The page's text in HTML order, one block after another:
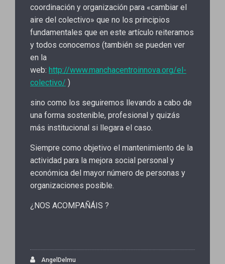
coordinación y organización para «cambiar el
aire del colectivo» que no los principios
fundamentales que en este artículo reiteramos
y todos conocemos (también se pueden ver
en la
web: http://www.manchacentroinnova.org/el-
colectivo/ )
sino como los seguiremos llevando a cabo de
una forma sostenible, profesional y quizás
más institucional si llegara el caso.
Siempre como objetivo el mantenimiento de la
actividad para la mejora social personal y
económica del mayor número de personas y
organizaciones posible.
¿NOS ACOMPAÑÁIS ?
AngelDelmu